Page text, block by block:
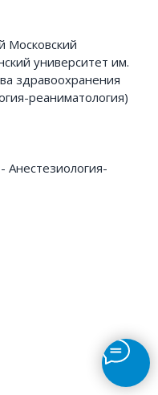
университет им.
здравоохранения
реаниматология)
Анестезиология-